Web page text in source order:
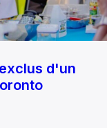
d'un